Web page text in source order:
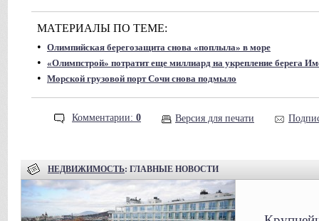
МАТЕРИАЛЫ ПО ТЕМЕ:
• Олимпийская берегозащита снова «поплыла» в море
• «Олимпстрой» потратит еще миллиард на укрепление берега
• Морской грузовой порт Сочи снова подмыло
Комментарии: 0 Версия для печати
НЕДВИЖИМОСТЬ: ГЛАВНЫЕ НОВОСТИ